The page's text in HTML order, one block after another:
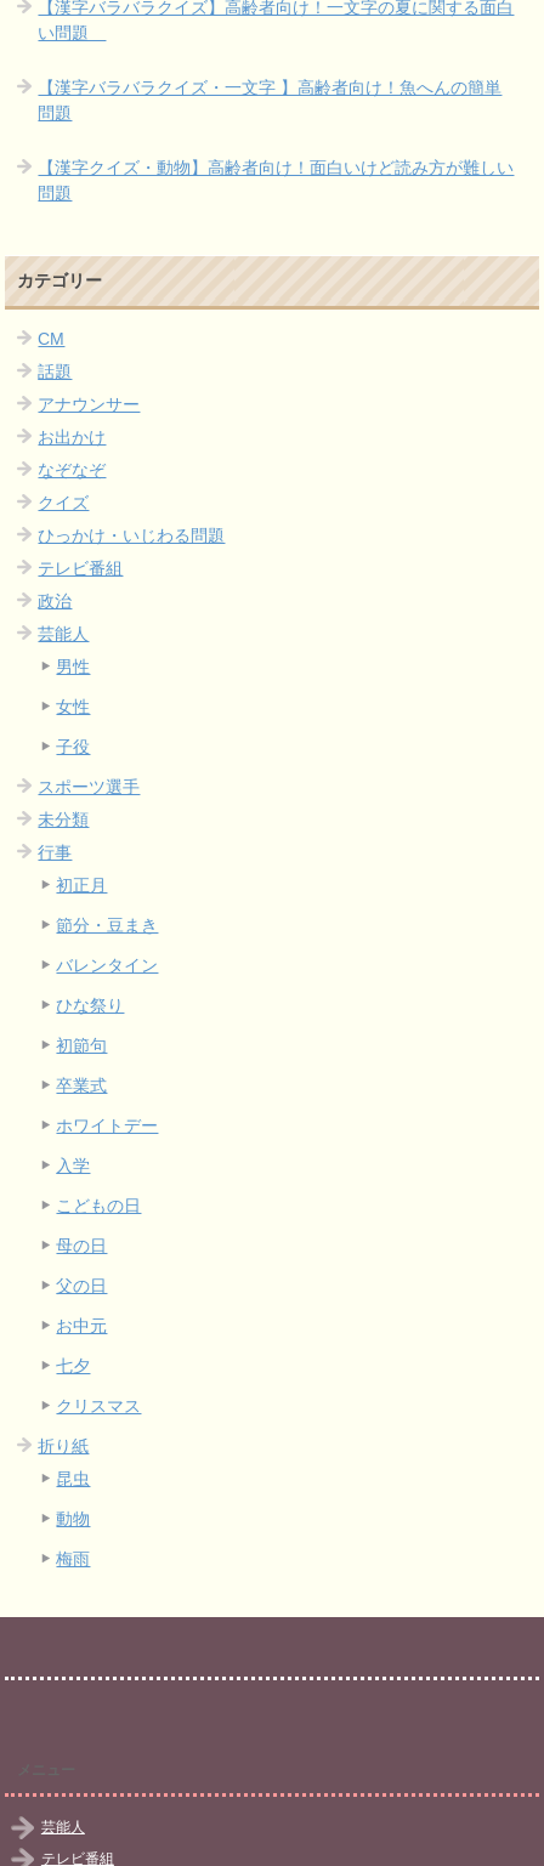
【漢字バラバラクイズ】高齢者向け！一文字の夏に関する面白
い問題
【漢字バラバラクイズ・一文字 】高齢者向け！魚へんの簡単
問題
【漢字クイズ・動物】高齢者向け！面白いけど読み方が難しい
問題
カテゴリー
CM
話題
アナウンサー
お出かけ
なぞなぞ
クイズ
ひっかけ・いじわる問題
テレビ番組
政治
芸能人
男性
女性
子役
スポーツ選手
未分類
行事
初正月
節分・豆まき
バレンタイン
ひな祭り
初節句
卒業式
ホワイトデー
入学
こどもの日
母の日
父の日
お中元
七夕
クリスマス
折り紙
昆虫
動物
梅雨
芸能人
テレビ番組